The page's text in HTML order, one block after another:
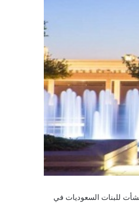
للبنات السعوديات في